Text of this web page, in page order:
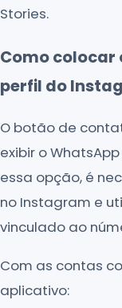
Stories.
Como colocar
perfil do
O botão de
exibir o
essa opção, é
no Instagram e
vinculado ao
Com as contas
aplicativo: